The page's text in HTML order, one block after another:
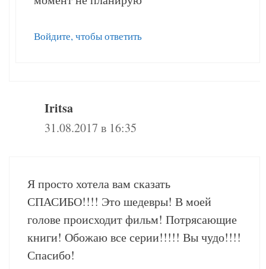
Войдите, чтобы ответить
Iritsa
31.08.2017 в 16:35
Я просто хотела вам сказать
СПАСИБО!!!! Это шедевры! В моей
голове происходит фильм! Потрясающие
книги! Обожаю все серии!!!!! Вы чудо!!!!
Спасибо!